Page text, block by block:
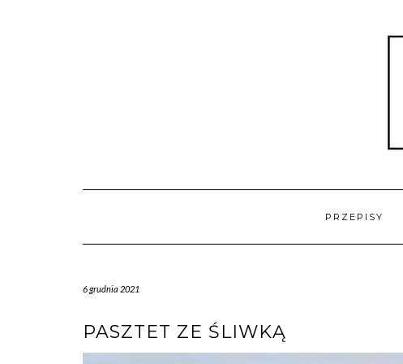
PRZEPISY
6 grudnia 2021
PASZTET ZE ŚLIWKĄ